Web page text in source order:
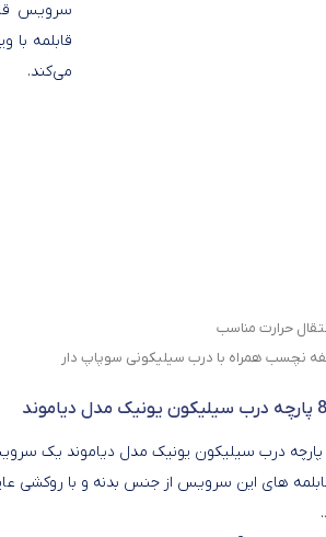
قابلمه با
می‌کند.
حرارت مناسب
نچسب همراه با درب سیلیکونی سوپاپ دار
سرویس قابلمه 8 پارچه درب سیلیکون یونیک مدل
های این سرویس از جنس بدنه و با روکشی